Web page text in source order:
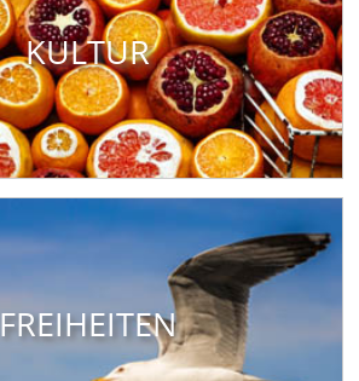
KULTUR
FREIHEITEN